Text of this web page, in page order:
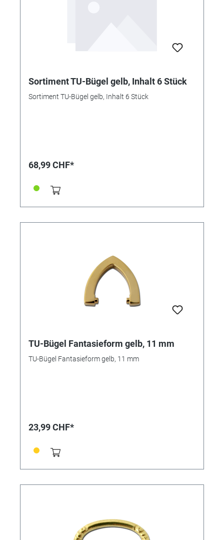
Sortiment TU-Bügel gelb, Inhalt 6 Stück
Sortiment TU-Bügel gelb, Inhalt 6 Stück
68,99 CHF*
TU-Bügel Fantasieform gelb, 11 mm
TU-Bügel Fantasieform gelb, 11 mm
23,99 CHF*